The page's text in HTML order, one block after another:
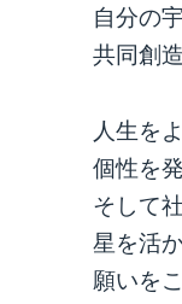
自分の
共同創
人生を
個性を
そして
星を活
願いを